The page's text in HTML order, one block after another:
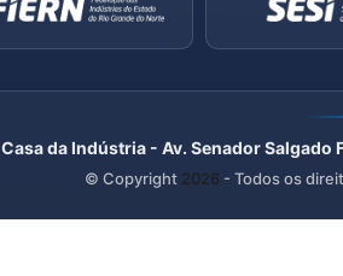
Casa da Indústria - Av. Senador
© Copyright 2026 - Todos os